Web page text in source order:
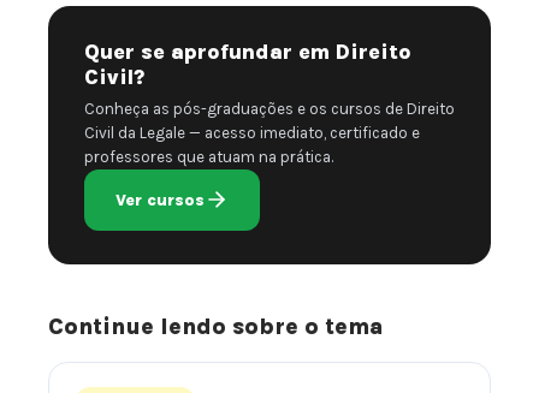
Quer se aprofundar em Direito
Civil?
Conheça as pós-graduações e os cursos de Direito
Civil da Legale — acesso imediato, certificado e
professores que atuam na prática.
Ver cursos
Continue lendo sobre o tema